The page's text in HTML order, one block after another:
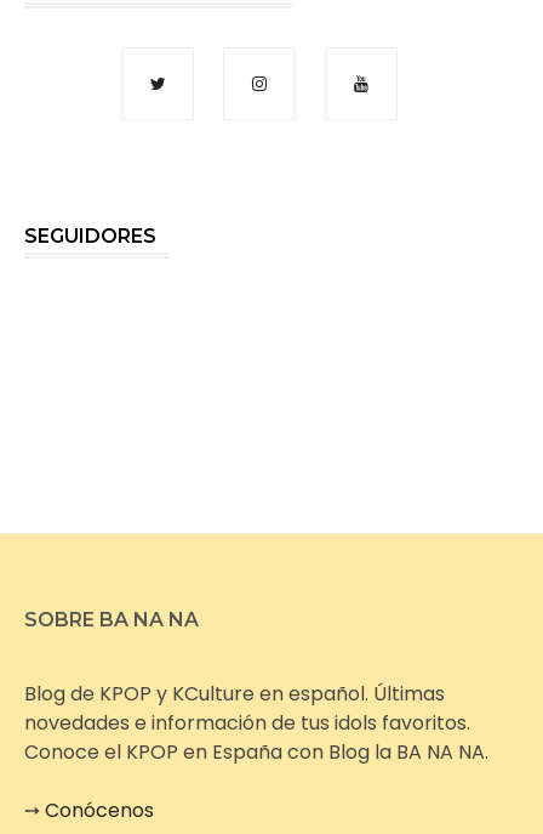
SEGUIDORES
SOBRE BA NA NA
Blog de KPOP y KCulture en español. Últimas
novedades e información de tus idols favoritos.
Conoce el KPOP en España con Blog la BA NA NA.
➙Conócenos